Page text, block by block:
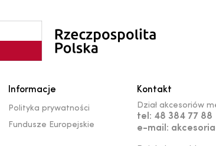
Informacje
Polityka prywatności
Fundusze Europejskie
Kontakt
Dział akcesoriów
tel: 48 384 77 88
e-mail: